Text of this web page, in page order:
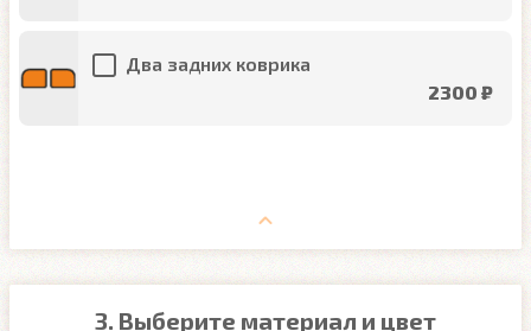
Два задних коврика
2300 ₽
3. Выберите материал и цвет